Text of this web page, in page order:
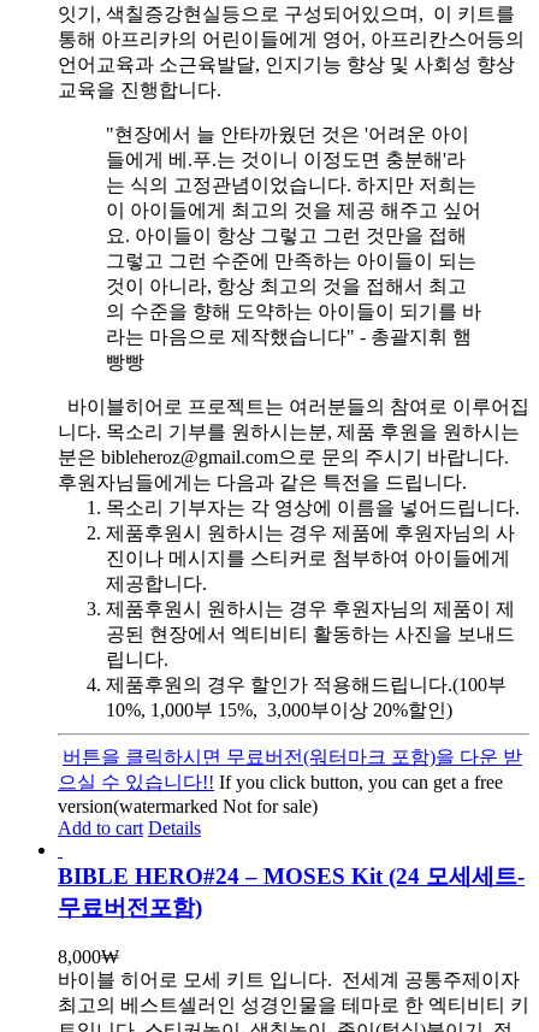
잇기, 색칠증강현실등으로 구성되어있으며, 이 키트를
통해 아프리카의 어린이들에게 영어, 아프리칸스어등의
언어교육과 소근육발달, 인지기능 향상 및 사회성 향상
교육을 진행합니다.
"현장에서 늘 안타까웠던 것은 '어려운 아이
들에게 베.푸.는 것이니 이정도면 충분해'라
는 식의 고정관념이었습니다. 하지만 저희는
이 아이들에게 최고의 것을 제공 해주고 싶어
요. 아이들이 항상 그렇고 그런 것만을 접해
그렇고 그런 수준에 만족하는 아이들이 되는
것이 아니라, 항상 최고의 것을 접해서 최고
의 수준을 향해 도약하는 아이들이 되기를 바
라는 마음으로 제작했습니다" - 총괄지휘 햄
빵빵
바이블히어로 프로젝트는 여러분들의 참여로 이루어집
니다. 목소리 기부를 원하시는분, 제품 후원을 원하시는
분은 bibleheroz@gmail.com으로 문의 주시기 바랍니다.
후원자님들에게는 다음과 같은 특전을 드립니다.
목소리 기부자는 각 영상에 이름을 넣어드립니다.
제품후원시 원하시는 경우 제품에 후원자님의 사
진이나 메시지를 스티커로 첨부하여 아이들에게
제공합니다.
제품후원시 원하시는 경우 후원자님의 제품이 제
공된 현장에서 엑티비티 활동하는 사진을 보내드
립니다.
제품후원의 경우 할인가 적용해드립니다.(100부
10%, 1,000부 15%, 3,000부이상 20%할인)
버튼을 클릭하시면 무료버전(워터마크 포함)을 다운 받
으실 수 있습니다!! If you click button, you can get a free
version(watermarked Not for sale)
Add to cart Details
BIBLE HERO#24 – MOSES Kit (24 모세세트-
무료버전포함)
8,000₩
바이블 히어로 모세 키트 입니다. 전세계 공통주제이자
최고의 베스트셀러인 성경인물을 테마로 한 엑티비티 키